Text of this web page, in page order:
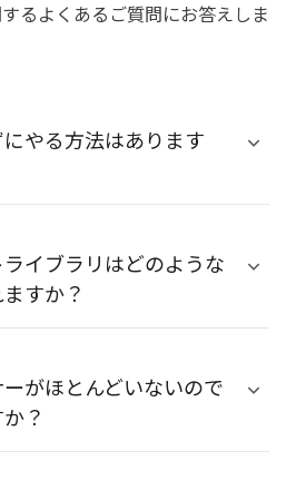
るよくあるご質問にお答えしま
やる方法はあります
クトに始める方法がありま
範囲と深さは状況に応じ
、お気軽にご相談くださ
イブラリはどのような
すか？
す。デザインファイルは
います。
がほとんどいないので
？